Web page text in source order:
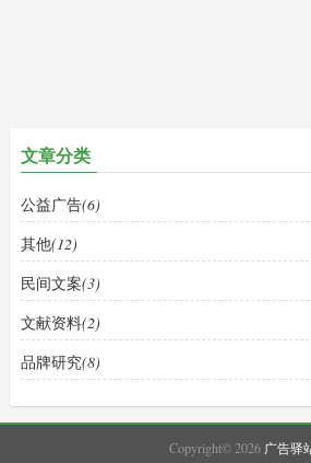
文章分类
公益广告(6)
其他(12)
民间文案(3)
文献资料(2)
品牌研究(8)
Copyright© 2026 广告驿